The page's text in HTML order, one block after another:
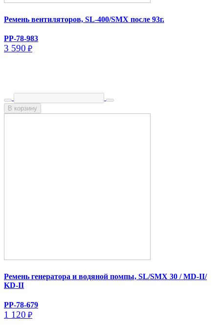
Ремень вентиляторов, SL-400/​SMX после 93г.
PP-78-983
3 590 ₽
В корзину
Ремень генератора и водяной помпы, SL/​SMX 30 /​ MD-II/​
KD-II
PP-78-679
1 120 ₽